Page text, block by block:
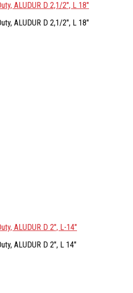
ALUDUR D 2,1/2″, L 18″
ALUDUR D 2,1/2″, L 18″
ALUDUR D 2″, L-14″
ALUDUR D 2″, L 14″